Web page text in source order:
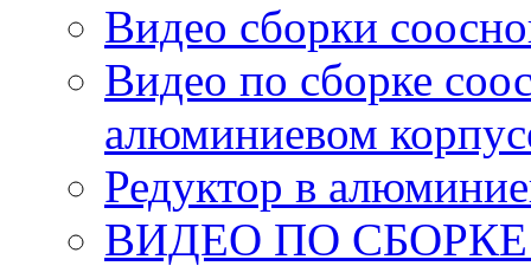
Видео сборки
Видео по сборке
алюминиевом
Редуктор в
ВИДЕО ПО